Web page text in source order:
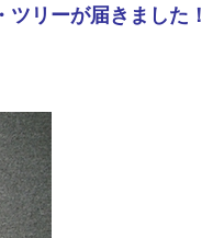
リーが届きました！